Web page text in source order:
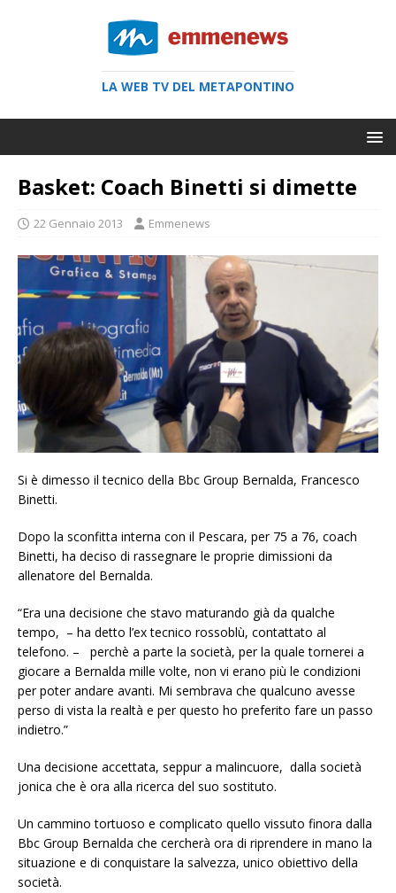
LA WEB TV DEL METAPONTINO
Basket: Coach Binetti si dimette
22 Gennaio 2013 Emmenews
Si è dimesso il tecnico della Bbc Group Bernalda, Francesco
Binetti.
Dopo la sconfitta interna con il Pescara, per 75 a 76, coach
Binetti, ha deciso di rassegnare le proprie dimissioni da
allenatore del Bernalda.
“Era una decisione che stavo maturando già da qualche
tempo, – ha detto l’ex tecnico rossoblù, contattato al
telefono. – perchè a parte la società, per la quale tornerei a
giocare a Bernalda mille volte, non vi erano più le condizioni
per poter andare avanti. Mi sembrava che qualcuno avesse
perso di vista la realtà e per questo ho preferito fare un passo
indietro.”
Una decisione accettata, seppur a malincuore, dalla società
jonica che è ora alla ricerca del suo sostituto.
Un cammino tortuoso e complicato quello vissuto finora dalla
Bbc Group Bernalda che cercherà ora di riprendere in mano la
situazione e di conquistare la salvezza, unico obiettivo della
società.